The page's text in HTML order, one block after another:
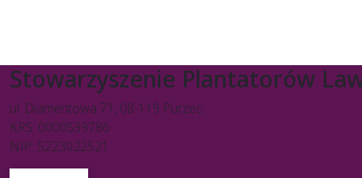
Stowarzyszenie Plantatorów
ul. Diamentowa 71, 08-119 Purzec
KRS: 0000539786
NIP: 5223022521